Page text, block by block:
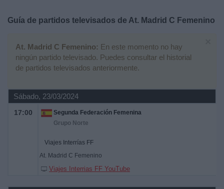
Guía de partidos televisados de At. Madrid C Femenino
At. Madrid C Femenino: En este momento no hay
ningún partido televisado. Puedes consultar el historial
de partidos televisados anteriormente.
Sábado, 23/03/2024
17:00
Segunda Federación Femenina
Grupo Norte
Viajes Interrías FF
At. Madrid C Femenino
Viajes Interrias FF YouTube
Noticias
Widget